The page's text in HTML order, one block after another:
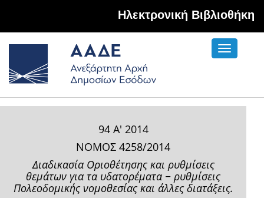
Hλεκτρονική Βιβλιοθήκη
Toggle
94 Α' 2014
ΝΟΜΟΣ 4258/2014
Διαδικασία Οριοθέτησης και ρυθμίσεις
θεμάτων για τα υδατορέματα − ρυθμίσεις
Πολεοδομικής νομοθεσίας και άλλες διατάξεις.